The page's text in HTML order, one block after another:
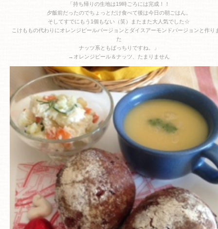
「持ち帰りの生地は19時ごろには完成！！
夕飯前だったのでちょっとだけ食べて後は今日の朝ごはん。
そしてすでにもう1個もない（笑）またまた大人気でした☆
こけももの代わりに オレンジピールバージョンと ダイスアーモンドバージョンと作り
た
ナッツ系ともばっちりですね。」
→オレンジピール＆ナッツ、たまりません